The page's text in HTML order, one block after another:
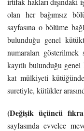
olan her bağımsız
sayfasına o bölüme
bulunduğu genel
numaraları
kayıtlı bulunduğu genel
kat mülkiyeti
suretiyle, kütükler
(Değişik üçüncü
sayfasında evvelce